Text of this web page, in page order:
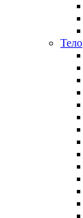
Тело